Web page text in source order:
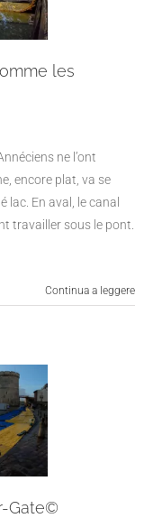
les
ne l’ont
encore plat, va se
lac. En aval, le canal
travailler sous le pont.
Continua a leggere
Gate©